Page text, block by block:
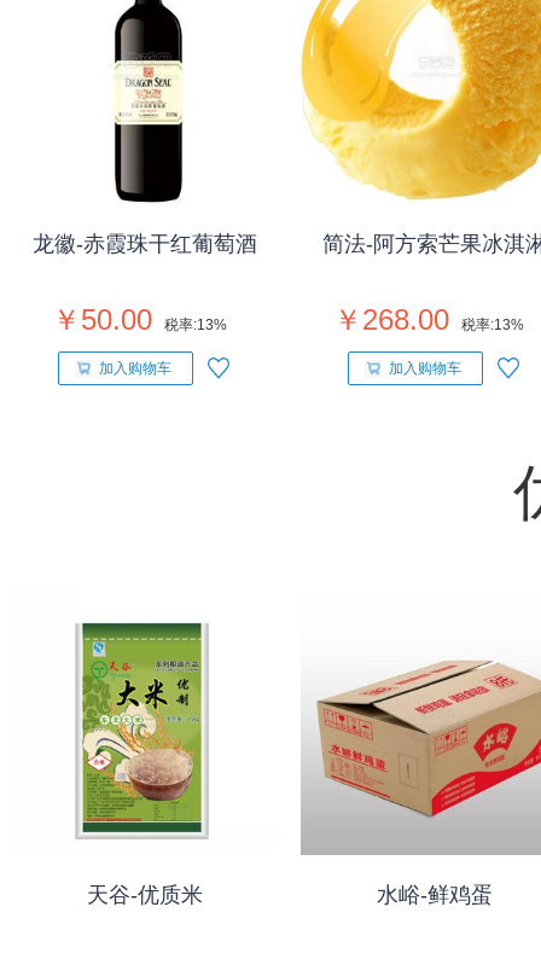
龙徽-赤霞珠干红葡萄酒
￥50.00 税率:13%
加入购物车
简法-阿方索芒果冰淇
￥268.00 税率:13%
加入购物车
天谷-优质米 水峪-鲜鸡蛋